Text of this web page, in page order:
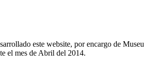
este website, por encargo de Museu
el mes de Abril del 2014.